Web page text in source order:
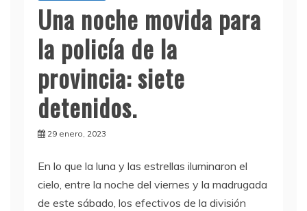
Una noche movida para
la policía de la
provincia: siete
detenidos.
29 enero, 2023
En lo que la luna y las estrellas iluminaron el
cielo, entre la noche del viernes y la madrugada
de este sábado, los efectivos de la división